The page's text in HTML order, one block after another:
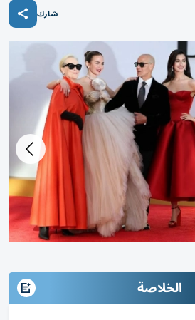
شارك
الخلاصة